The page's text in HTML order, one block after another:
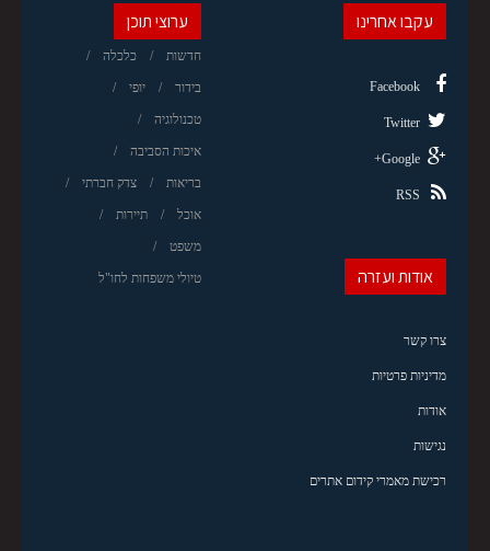
ערוצי תוכן
חדשות כלכלה
בידור יופי
טכנולוגיה
איכות הסביבה
בריאות צדק חברתי
אוכל תיירות
משפט
טיולי משפחות לחו"ל
עקבו אחרינו
Facebook
Twitter
Google+
RSS
אודות ועזרה
צרו קשר
מדיניות פרטיות
אודות
נגישות
רכישת מאמרי קידום אתרים